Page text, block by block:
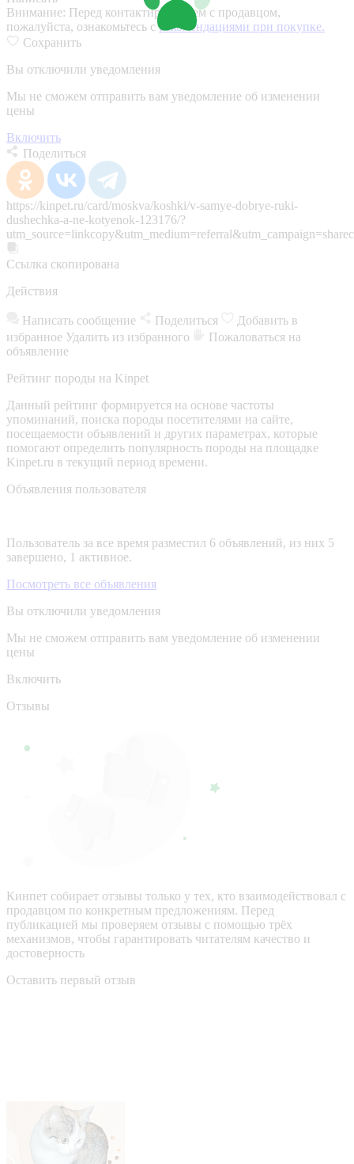
Внимание: Перед контактированием с продавцом,
пожалуйста, ознакомьтесь срекомендациями при покупке.
Сохранить
Вы отключили уведомления
Мы не сможем отправить вам уведомление об изменении
цены
Включить
Поделиться
https://kinpet.ru/card/moskva/koshki/v-samye-dobrye-ruki-
dushechka-a-ne-kotyenok-123176/?
Ссылка скопирована
Действия
Написать сообщение Поделиться
Добавить в
избранное Удалить из избранного
Пожаловаться на
объявление
Рейтинг породы на Kinpet
Данный рейтинг формируется на основе частоты
упоминаний, поиска породы посетителями на сайте,
посещаемости объявлений и других параметрах, которые
помогают определить популярность породы на площадке
Kinpet.ru в текущий период времени.
Объявления пользователя
Пользователь за все время разместил 6 объявлений, из них 5
завершено, 1 активное.
Посмотреть все объявления
Вы отключили уведомления
Мы не сможем отправить вам уведомление об изменении
цены
Включить
Отзывы
Кинпет собирает отзывы только у тех, кто взаимодействовал с
продавцом по конкретным предложениям. Перед
публикацией мы проверяем отзывы с помощью трёх
механизмов, чтобы гарантировать читателям качество и
достоверность
Оставить первый отзыв